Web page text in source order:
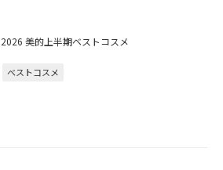
2026 美的上半期ベストコスメ
ベストコスメ